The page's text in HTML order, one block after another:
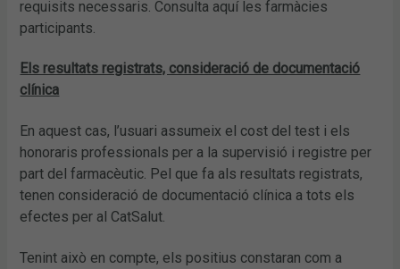
requisits necessaris. Consulta aquí les farmàcies
participants.
Els resultats registrats, consideració de documentació
clínica
En aquest cas, l’usuari assumeix el cost del test i els
honoraris professionals per a la supervisió i registre per
part del farmacèutic. Pel que fa als resultats registrats,
tenen consideració de documentació clínica a tots els
efectes per al CatSalut.
Tenint això en compte, els positius constaran com a